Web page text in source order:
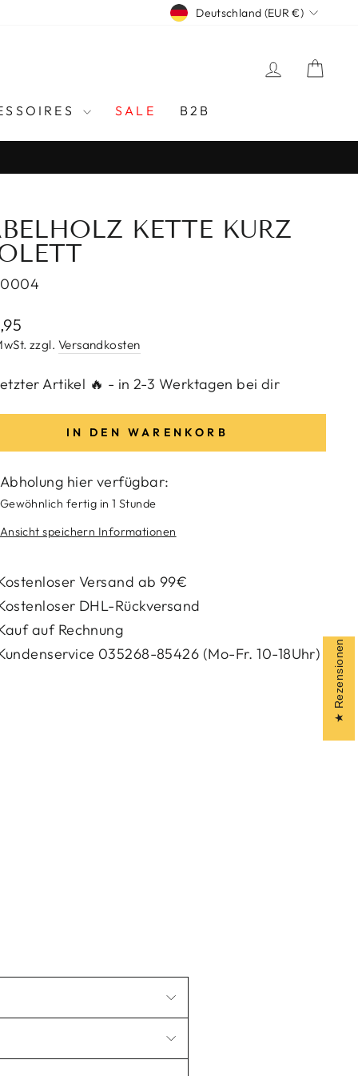
WÄHRUNG
Deutschland (EUR €)
SALE B2B
KETTE KURZ
zzgl. Versandkosten
Artikel 🔥 - in 2-3 Werktagen bei dir
IN DEN WARENKORB
Abholung hier verfügbar:
Gewöhnlich fertig in 1 Stunde
Ansicht speichern Informationen
Versand ab 99€
DHL-Rückversand
auf Rechnung
035268-85426 (Mo-Fr. 10-18Uhr)
Rezensionen